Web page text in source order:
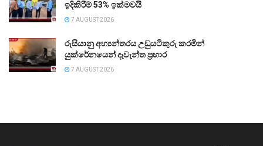
ඉදිකිරීම් 53% ඉක්මවයි
7 AUGUST 2026
රුසියානු අභ්‍යන්තරය උඩුයටිකුරු කරමින්
යුක්රේනයෙන් දැවැන්ත ප්‍රහාර
7 AUGUST 2026